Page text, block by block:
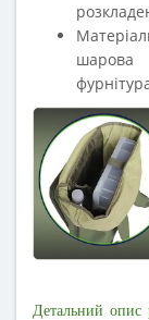
шарова
Детальний опис